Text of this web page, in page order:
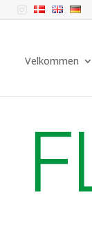
Velkommen